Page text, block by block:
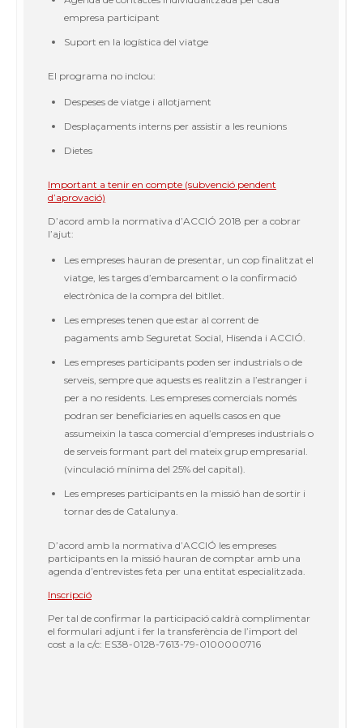
empresa participant
Suport en la logística del viatge
El programa no inclou:
Despeses de viatge i allotjament
Desplaçaments interns per assistir a les reunions
Dietes
Important a tenir en compte (subvenció pendent
d’aprovació)
D’acord amb la normativa d’ACCIÓ 2018 per a cobrar
l’ajut:
Les empreses hauran de presentar, un cop finalitzat el
viatge, les targes d’embarcament o la confirmació
electrònica de la compra del bitllet.
Les empreses tenen que estar al corrent de
pagaments amb Seguretat Social, Hisenda i ACCIÓ.
Les empreses participants poden ser industrials o de
serveis, sempre que aquests es realitzin a l’estranger i
per a no residents. Les empreses comercials només
podran ser beneficiaries en aquells casos en que
assumeixin la tasca comercial d’empreses industrials o
de serveis formant part del mateix grup empresarial.
(vinculació mínima del 25% del capital).
Les empreses participants en la missió han de sortir i
tornar des de Catalunya.
D’acord amb la normativa d’ACCIÓ les empreses
participants en la missió hauran de comptar amb una
agenda d’entrevistes feta per una entitat especialitzada.
Inscripció
Per tal de confirmar la participació caldrà complimentar
el formulari adjunt i fer la transferència de l’import del
cost a la c/c: ES38-0128-7613-79-0100000716